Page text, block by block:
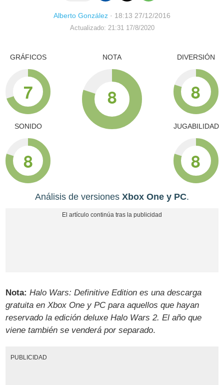
Alberto González · 18:13 27/12/2016
Actualizado: 21:31 17/8/2020
GRÁFICOS
7
SONIDO
8
NOTA
8
DIVERSIÓN
8
JUGABILIDAD
8
Análisis de versiones Xbox One y PC.
Nota: Halo Wars: Definitive Edition es una descarga
gratuita en Xbox One y PC para aquellos que hayan
reservado la edición deluxe Halo Wars 2. El año que
viene también se venderá por separado.
PUBLICIDAD